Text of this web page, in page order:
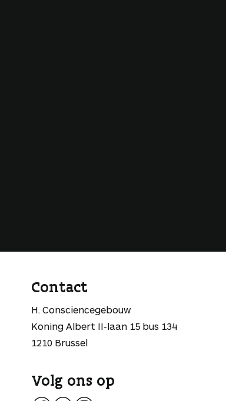
Contact
H. Consciencegebouw
Koning Albert II-laan 15 bus 134
1210 Brussel
Volg ons op